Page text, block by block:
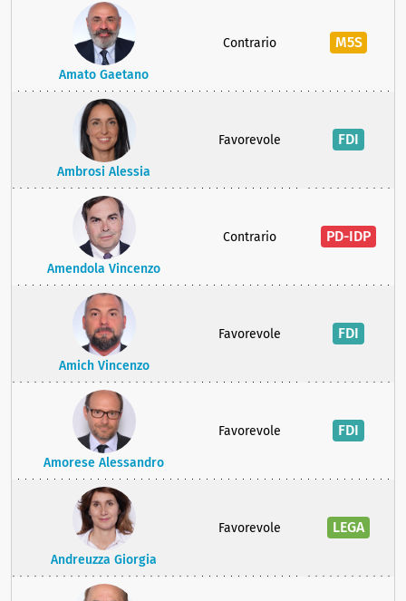
Amato Gaetano
Contrario M5S
Ambrosi Alessia
Favorevole FDI
Amendola Vincenzo
Contrario PD-IDP
Amich Vincenzo
Favorevole FDI
Amorese Alessandro
Favorevole FDI
Andreuzza Giorgia
Favorevole LEGA